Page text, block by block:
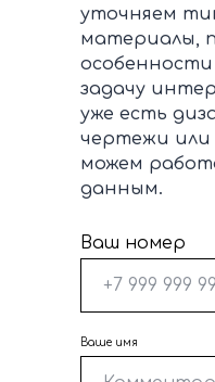
уточняем
материалы,
задачу
уже есть
чертежи или
можем
данным.
Ваш номер
Ваше имя